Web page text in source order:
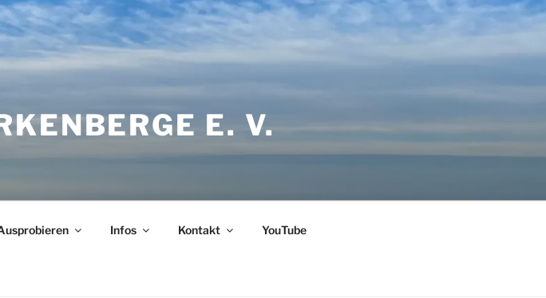
E. V.
Infos Kontakt YouTube